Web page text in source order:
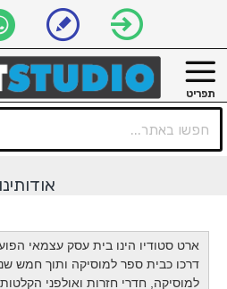
אודותינו
דרכו כבית ספר למוסיקה ותוך חמש
למוסיקה, חדרי חזרות ואולפני הקלטות